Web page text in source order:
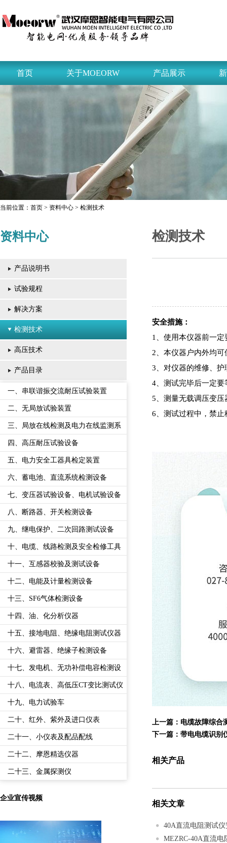
首页 关于MOEORW 产品展示
当前位置： 首页 > 资料中心 > 检测技术
资料中心
产品说明书
试验规程
解决方案
检测技术
高压技术
产品目录
一、串联谐振交流耐压试验装置
二、无局放试验装置
三、局放在线检测及电力在线监测系
四、高压耐压试验设备
五、电力安全工器具检定装置
六、蓄电池、直流系统检测设备
七、变压器试验设备、电机试验设备
八、断路器、开关检测设备
九、继电保护、二次回路测试设备
十、电缆、线路检测及安全检修工具
十一、互感器校验及测试设备
十二、电能及计量检测设备
十三、SF6气体检测设备
十四、油、化分析仪器
十五、接地电阻、绝缘电阻测试仪器
十六、避雷器、绝缘子检测设备
十七、发电机、无功补偿电容检测设
十八、电流表、高低压CT变比测试仪
十九、电力试验车
二十、红外、紫外及进口仪表
二十一、小仪表及配品配线
二十二、摩恩精选仪器
二十三、金属探测仪
企业宣传视频
检测技术
安全措施：
1、使用本仪器前一
2、本仪器户内外均
3、对仪器的维修、
4、测试完毕后一定
5、测量无载调压变
6、测试过程中，禁
上一篇： 电缆故障综合
下一篇： 带电电缆识别
相关产品
相关文章
40A直流电阻测试
MEZRC-40A直流电